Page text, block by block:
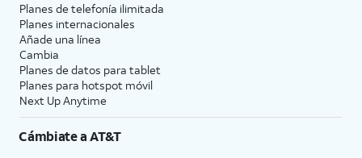
Planes de telefonía ilimitada
Planes internacionales
Añade una línea
Cambia
Planes de datos para tablet
Planes para hotspot móvil
Next Up Anytime
Cámbiate aAT&T